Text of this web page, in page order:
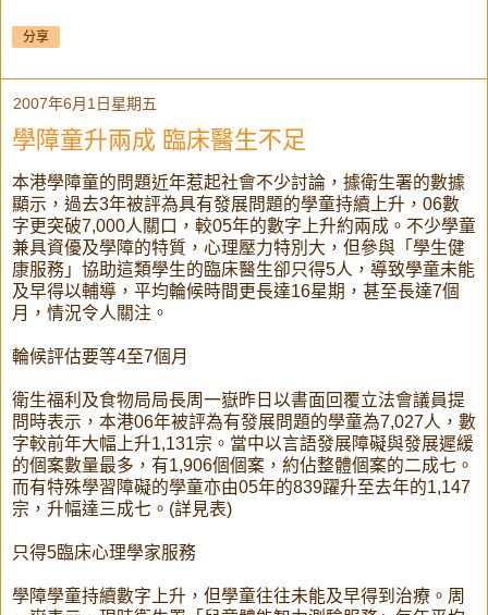
分享
2007年6月1日星期五
學障童升兩成 臨床醫生不足
本港學障童的問題近年惹起社會不少討論，據衛生署的數據
顯示，過去3年被評為具有發展問題的學童持續上升，06數
字更突破7,000人關口，較05年的數字上升約兩成。不少學童
兼具資優及學障的特質，心理壓力特別大，但參與「學生健
康服務」協助這類學生的臨床醫生卻只得5人，導致學童未能
及早得以輔導，平均輪候時間更長達16星期，甚至長達7個
月，情況令人關注。
輪候評估要等4至7個月
衛生福利及食物局局長周一嶽昨日以書面回覆立法會議員提
問時表示，本港06年被評為有發展問題的學童為7,027人，數
字較前年大幅上升1,131宗。當中以言語發展障礙與發展遲緩
的個案數量最多，有1,906個個案，約佔整體個案的二成七。
而有特殊學習障礙的學童亦由05年的839躍升至去年的1,147
宗，升幅達三成七。(詳見表)
只得5臨床心理學家服務
學障學童持續數字上升，但學童往往未能及早得到治療。周